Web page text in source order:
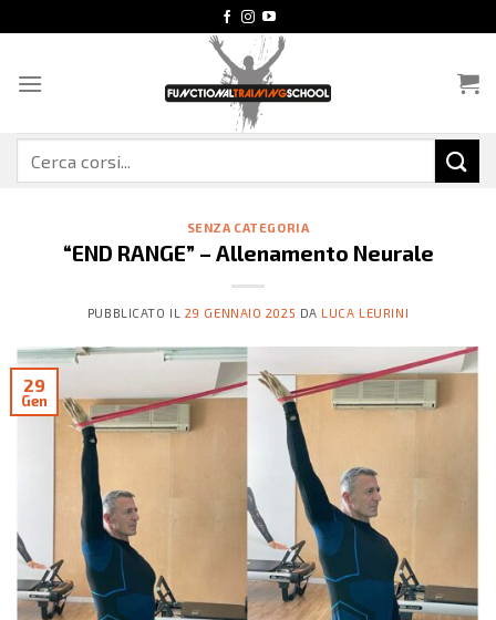
ai
SENZA CATEGORIA
“END RANGE” – Allenamento Neurale
PUBBLICATO IL 29 GENNAIO 2025 DA LUCA LEURINI
29
Gen